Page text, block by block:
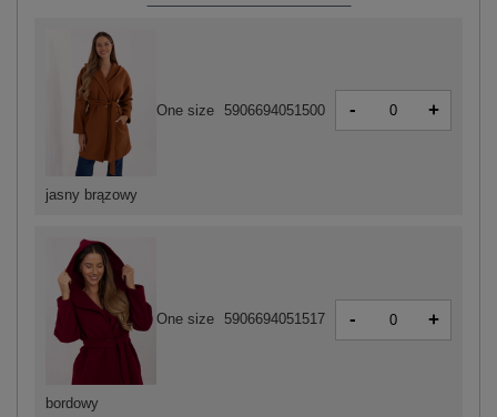
bordowy
One size 5906694051517 - +
jasny brązowy
One size 5906694051500 - +